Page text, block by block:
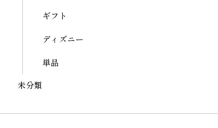
ギフト
ディズニー
単品
未分類